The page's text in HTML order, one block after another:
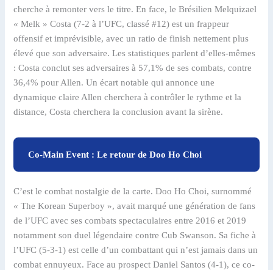
cherche à remonter vers le titre. En face, le Brésilien Melquizael
« Melk » Costa (7-2 à l’UFC, classé #12) est un frappeur
offensif et imprévisible, avec un ratio de finish nettement plus
élevé que son adversaire. Les statistiques parlent d’elles-mêmes
: Costa conclut ses adversaires à 57,1% de ses combats, contre
36,4% pour Allen. Un écart notable qui annonce une
dynamique claire Allen cherchera à contrôler le rythme et la
distance, Costa cherchera la conclusion avant la sirène.
Co-Main Event : Le retour de Doo Ho Choi
C’est le combat nostalgie de la carte. Doo Ho Choi, surnommé
« The Korean Superboy », avait marqué une génération de fans
de l’UFC avec ses combats spectaculaires entre 2016 et 2019
notamment son duel légendaire contre Cub Swanson. Sa fiche à
l’UFC (5-3-1) est celle d’un combattant qui n’est jamais dans un
combat ennuyeux. Face au prospect Daniel Santos (4-1), ce co-